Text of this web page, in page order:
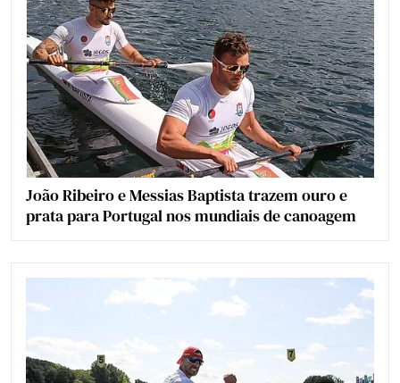
João Ribeiro e Messias Baptista trazem ouro e
prata para Portugal nos mundiais de canoagem